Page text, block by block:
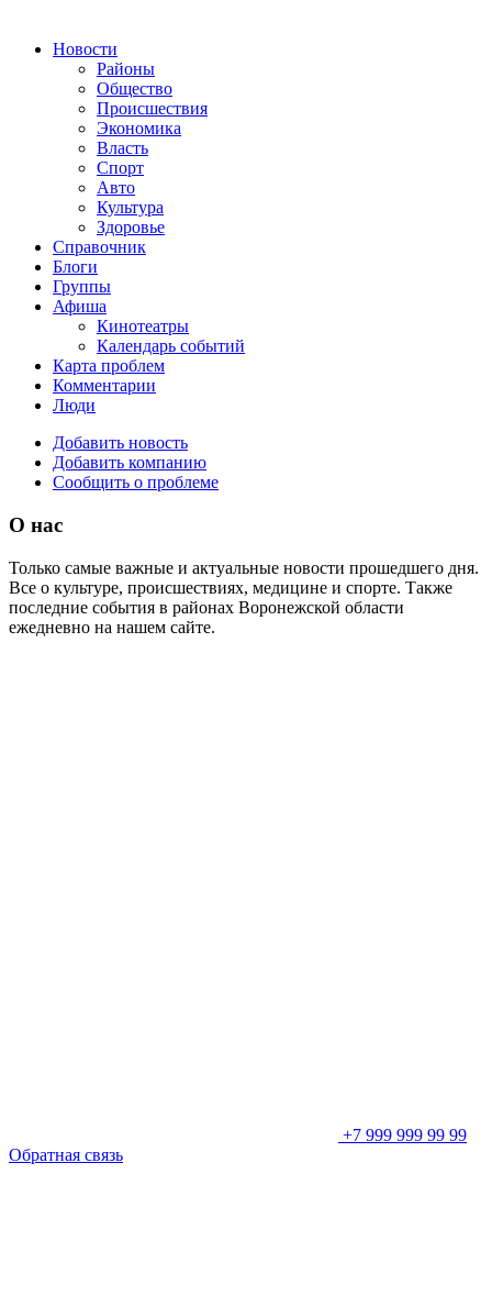
Новости
Районы
Общество
Происшествия
Экономика
Власть
Спорт
Авто
Культура
Здоровье
Справочник
Блоги
Группы
Афиша
Кинотеатры
Календарь событий
Карта проблем
Комментарии
Люди
Добавить новость
Добавить компанию
Сообщить о проблеме
О нас
Только самые важные и актуальные новости прошедшего дня.
Все о культуре, происшествиях, медицине и спорте. Также
последние события в районах Воронежской области
ежедневно на нашем сайте.
+7 999 999 99 99
Обратная связь